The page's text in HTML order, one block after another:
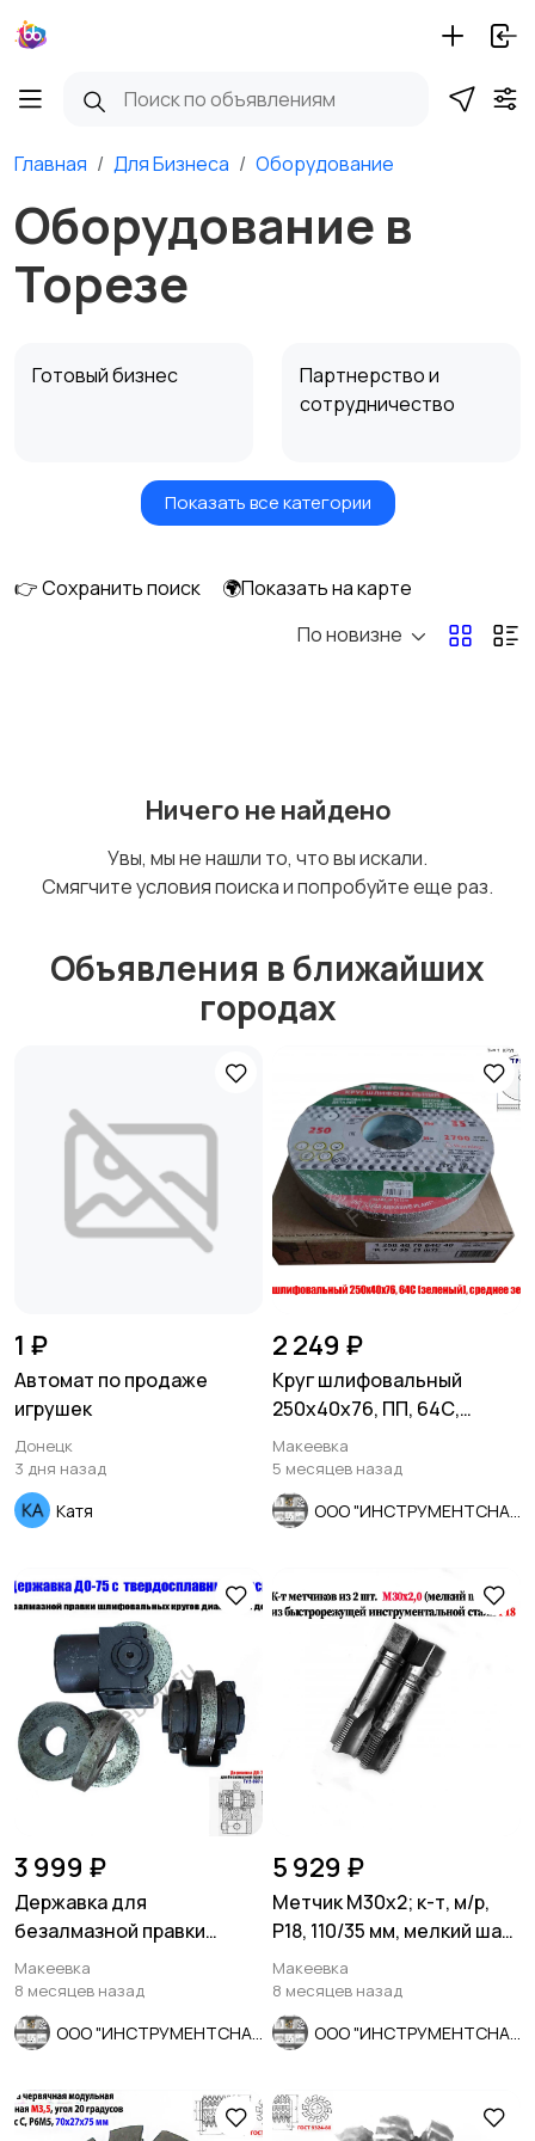
Главная Для Бизнеса Оборудование
Оборудование в
Торезе
Готовый бизнес
Партнерство и
сотрудничество
ОборудованиеПоказать все категории
👉 Сохранить поиск
🌍Показать на карте
По новизне
Ничего не найдено
Увы, мы не нашли то, что вы искали.
Смягчите условия поиска и попробуйте еще раз.
Объявления в ближайших
городах
1 ₽
Автомат по продаже
игрушек
Донецк
3 дня назад
Катя
2 249 ₽
Круг шлифовальный
250х40х76, ПП, 64С,
зеленый, K7 V35, среднее
зерно.
Макеевка
5 месяцев назад
3 999 ₽
Державка для
безалмазной правки
шлифовальных кругов
ДО-75 с кругом.
Макеевка
8 месяцев назад
5 929 ₽
Метчик М30х2; к-т, м/р,
Р18, 110/35 мм, мелкий шаг,
шлиф, в/зав, СССР
Макеевка
8 месяцев назад